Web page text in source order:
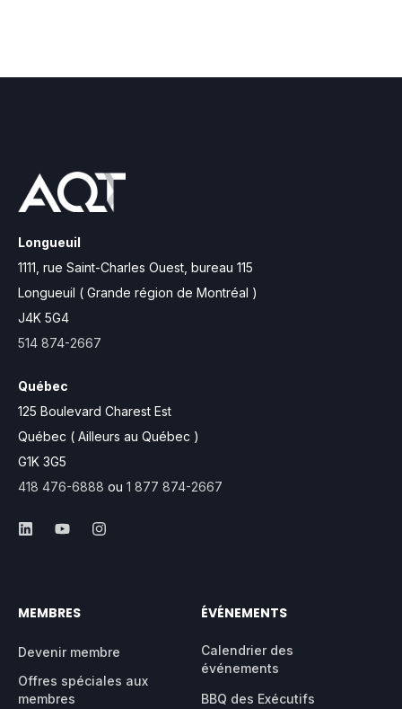
Longueuil
1111, rue Saint-Charles Ouest, bureau 115
Longueuil ( Grande région de Montréal )
J4K 5G4
514 874-2667
Québec
125 Boulevard Charest Est
Québec ( Ailleurs au Québec )
G1K 3G5
418 476-6888 ou 1 877 874-2667
MEMBRES
Devenir membre
Offres spéciales aux
membres
ÉVÉNEMENTS
Calendrier des
événements
BBQ des Exécutifs